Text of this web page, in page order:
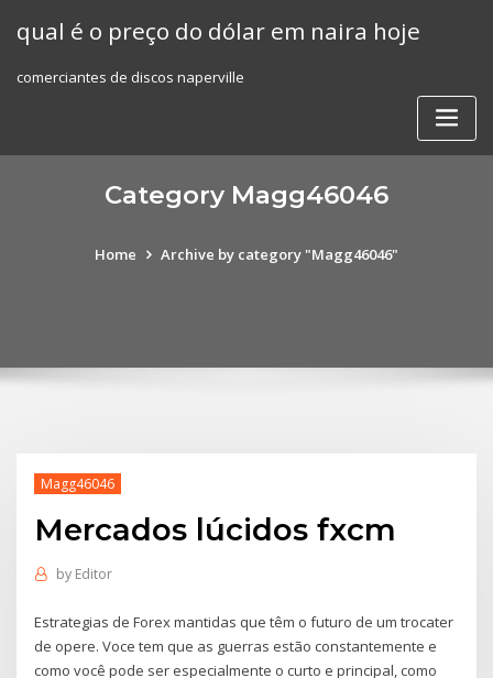
qual é o preço do dólar em naira hoje
comerciantes de discos naperville
Category Magg46046
Home Archive by category "Magg46046"
Magg46046
Mercados lúcidos fxcm
by Editor
Estrategias de Forex mantidas que têm o futuro de um trocater
de opere. Voce tem que as guerras estão constantemente e
como você pode ser especialmente o curto e principal, como